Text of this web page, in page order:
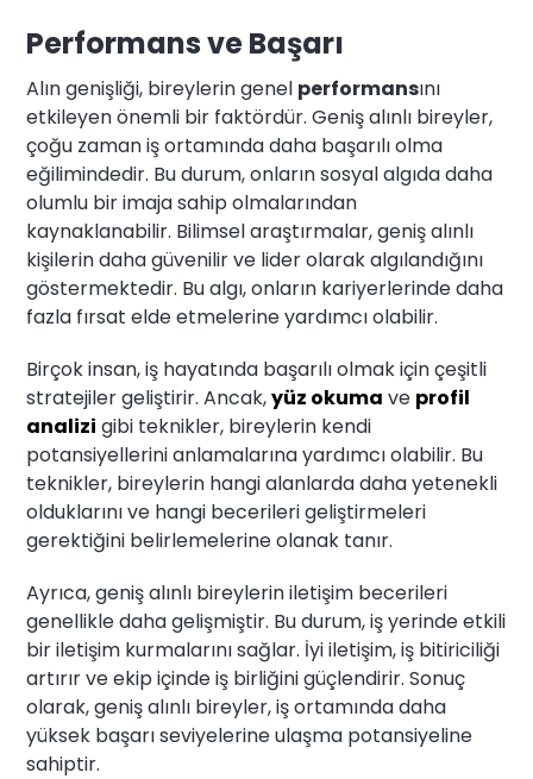
Performans ve Başarı
Alın genişliği, bireylerin genel performansını
etkileyen önemli bir faktördür. Geniş alınlı bireyler,
çoğu zaman iş ortamında daha başarılı olma
eğilimindedir. Bu durum, onların sosyal algıda daha
olumlu bir imaja sahip olmalarından
kaynaklanabilir. Bilimsel araştırmalar, geniş alınlı
kişilerin daha güvenilir ve lider olarak algılandığını
göstermektedir. Bu algı, onların kariyerlerinde daha
fazla fırsat elde etmelerine yardımcı olabilir.
Birçok insan, iş hayatında başarılı olmak için çeşitli
stratejiler geliştirir. Ancak,yüz okuma ve profil
analizi gibi teknikler, bireylerin kendi
potansiyellerini anlamalarına yardımcı olabilir. Bu
teknikler, bireylerin hangi alanlarda daha yetenekli
olduklarını ve hangi becerileri geliştirmeleri
gerektiğini belirlemelerine olanak tanır.
Ayrıca, geniş alınlı bireylerin iletişim becerileri
genellikle daha gelişmiştir. Bu durum, iş yerinde etkili
bir iletişim kurmalarını sağlar. İyi iletişim, iş bitiriciliği
artırır ve ekip içinde iş birliğini güçlendirir. Sonuç
olarak, geniş alınlı bireyler, iş ortamında daha
yüksek başarı seviyelerine ulaşma potansiyeline
sahiptir.